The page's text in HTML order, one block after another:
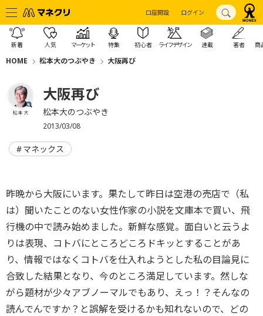
口座開設 ログイン
新着 人気 マーケット 特集 初心者 ライフデザイン 連載 著者 商
HOME 松本大のつぶやき 大阪再び
松本 大
大阪再び
松本大のつぶやき
2013/03/08
マネックス
昨晩から大阪にいます。果たして昨日は空港の売店で（私
は）聞いたことのない女性作家の小説を文庫本で買い、飛
行機の中で読み始めました。新鮮な感覚。面白いと云うよ
りは表現、コトバにところどころドキッとすることがあ
り、情報ではなくコトバを仕入れようとした私の目論見に
合致した結果となり、今のところ満足しています。然しな
がら題材が少々アブノーマルでもあり、えっ！？そんなの
読んでんですか？と誤解を受けるかも知れないので、どの